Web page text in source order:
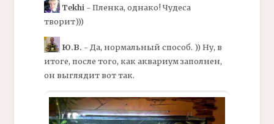
Tekhi - Пленка, однако! Чудеса
творит)))
Ю.В. - Да, нормальный способ. )) Ну, в
итоге, после того, как аквариум заполнен,
он выглядит вот так.